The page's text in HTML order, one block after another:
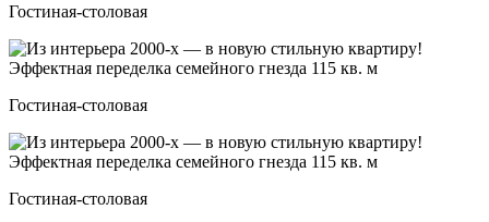
Гостиная-столовая
Гостиная-столовая
Гостиная-столовая